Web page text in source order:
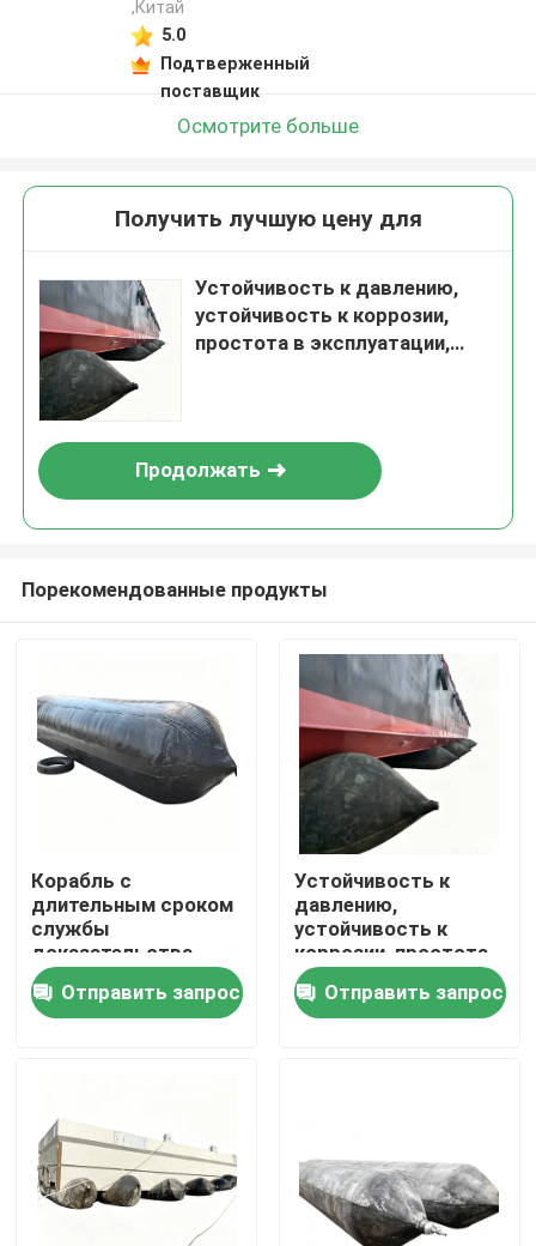
Продукция
,Китай
5.0
Подтверженный
поставщик
Осмотрите больше
Получить лучшую цену для
Устойчивость к давлению,
устойчивость к коррозии,
простота в эксплуатации,
Продолжать
Порекомендованные продукты
Корабль с
длительным сроком
службы
доказательства
утечки высокой
прочности запуская
подушку
безопасности
Отправить запрос
Устойчивость к
давлению,
устойчивость к
коррозии, простота
в эксплуатации,
подушка
безопасности для
Отправить запрос